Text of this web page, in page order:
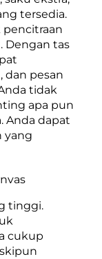
tersedia.
Dengan tas
dan pesan
tidak
apa pun
Anda dapat
yang
tinggi.
cukup